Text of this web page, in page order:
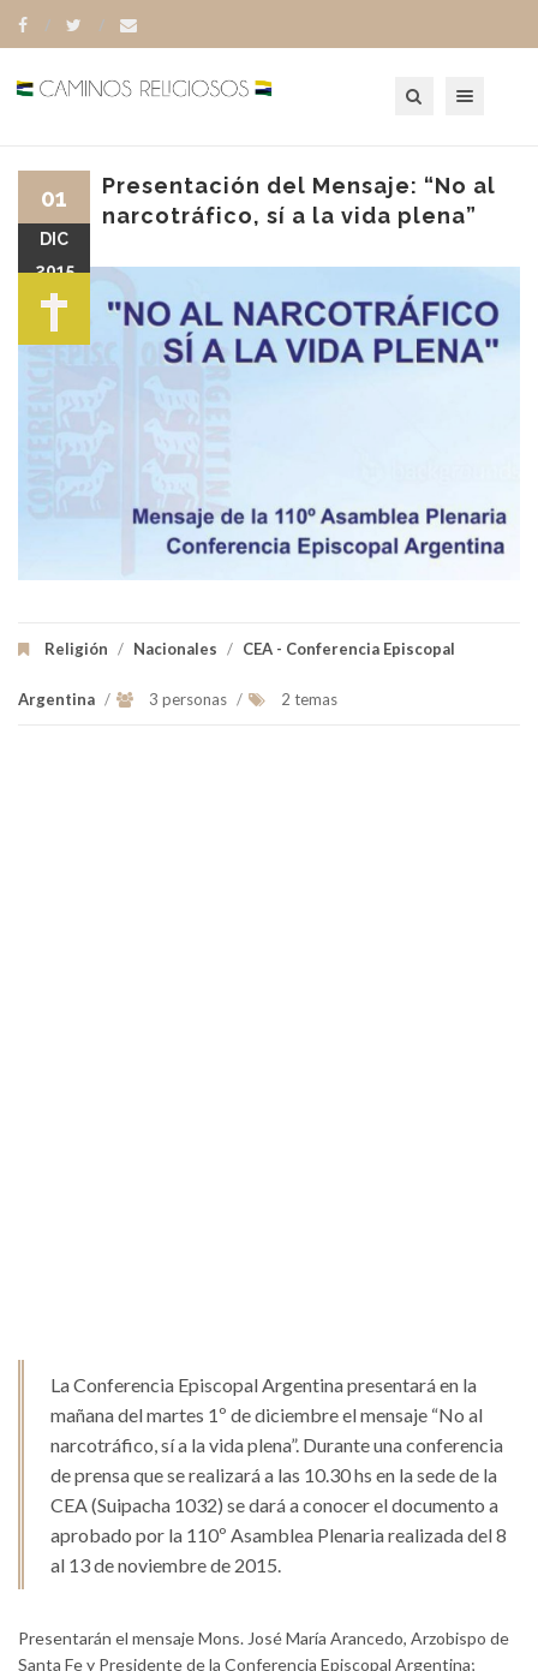
Presentación del Mensaje: “No al
narcotráfico, sí a la vida plena”
Religión / Nacionales / CEA - Conferencia Episcopal
Argentina / 3 personas / 2 temas
01
DIC
2015
La Conferencia Episcopal Argentina presentará en la
mañana del martes 1º de diciembre el mensaje “No al
narcotráfico, sí a la vida plena”. Durante una conferencia
de prensa que se realizará a las 10.30 hs en la sede de la
CEA (Suipacha 1032) se dará a conocer el documento a
aprobado por la 110º Asamblea Plenaria realizada del 8
al 13 de noviembre de 2015.
Presentarán el mensaje Mons. José María Arancedo, Arzobispo de
Santa Fe y Presidente de la Conferencia Episcopal Argentina;